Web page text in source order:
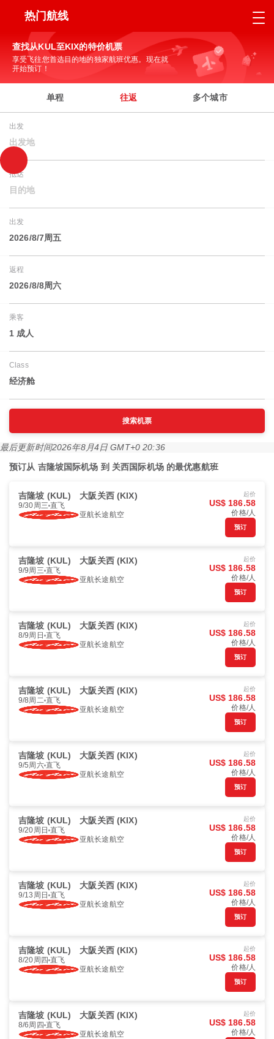
热门航线
查找从KUL至KIX的特价机票
享受飞往您首选目的地的独家航班优惠。现在就
开始预订！
单程 往返 多个城市
出发
出发地
抵达
目的地
出发
2026/8/7周五
返程
2026/8/8周六
乘客
1 成人
Class
经济舱
搜索机票
最后更新时间2026年8月4日 GMT+0 20:36
预订从 吉隆坡国际机场 到 关西国际机场 的最优惠航班
吉隆坡 (KUL) 大阪关西 (KIX)
9/30周三 直飞
亚航长途航空
起价
US$ 186.58
价格/人
预订
吉隆坡 (KUL) 大阪关西 (KIX)
9/9周三 直飞
亚航长途航空
起价
US$ 186.58
价格/人
预订
吉隆坡 (KUL) 大阪关西 (KIX)
8/9周日 直飞
亚航长途航空
起价
US$ 186.58
价格/人
预订
吉隆坡 (KUL) 大阪关西 (KIX)
9/8周二 直飞
亚航长途航空
起价
US$ 186.58
价格/人
预订
吉隆坡 (KUL) 大阪关西 (KIX)
9/5周六 直飞
亚航长途航空
起价
US$ 186.58
价格/人
预订
吉隆坡 (KUL) 大阪关西 (KIX)
9/20周日 直飞
亚航长途航空
起价
US$ 186.58
价格/人
预订
吉隆坡 (KUL) 大阪关西 (KIX)
9/13周日 直飞
亚航长途航空
起价
US$ 186.58
价格/人
预订
吉隆坡 (KUL) 大阪关西 (KIX)
8/20周四 直飞
亚航长途航空
起价
US$ 186.58
价格/人
预订
吉隆坡 (KUL) 大阪关西 (KIX)
8/6周四 直飞
亚航长途航空
起价
US$ 186.58
价格/人